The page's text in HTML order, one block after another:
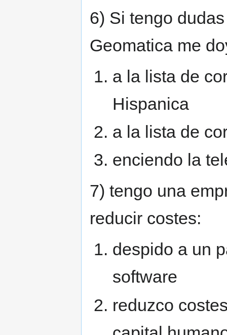
6) Si tengo
Geomatica me
a la lista de
Hispanica
a la lista de
enciendo la
7) tengo una
reducir costes:
despido a un
software
reduzco